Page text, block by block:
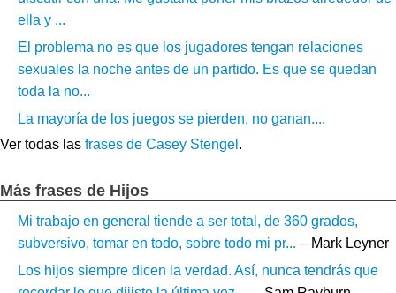
ella y ...
El problema no es que los jugadores tengan relaciones
sexuales la noche antes de un partido. Es que se quedan
toda la no...
La mayoría de los juegos se pierden, no ganan....
Ver todas las frases de Casey Stengel .
Más frases de Hijos
Mi trabajo en general tiende a ser total, de 360 grados,
subversivo, tomar en todo, sobre todo mi pr... – Mark Leyner
Los hijos siempre dicen la verdad. Así, nunca tendrás que